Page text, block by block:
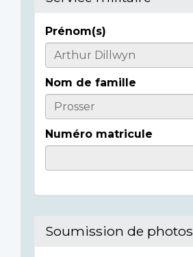
Casualty
Details
Prénom(s)
Nom de famille
Numéro matricule
Soumission de photos